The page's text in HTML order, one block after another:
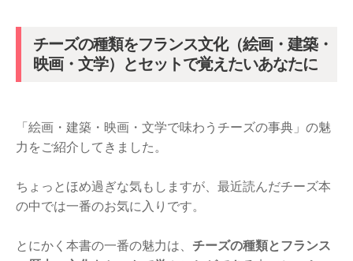
チーズの種類をフランス文化（絵画・建築・
映画・文学）とセットで覚えたいあなたに
「絵画・建築・映画・文学で味わうチーズの事典」の魅
力をご紹介してきました。
ちょっとほめ過ぎな気もしますが、最近読んだチーズ本
の中では一番のお気に入りです。
とにかく本書の一番の魅力は、 チーズの種類とフランス